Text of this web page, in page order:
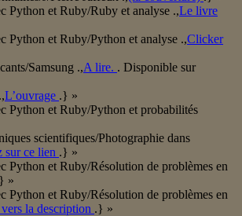
Python et Ruby/Ruby et analyse .,Le livre
Python et Ruby/Python et analyse .,Clicker
Samsung .,A lire. . Disponible sur
L’ouvrage .} »
Python et Ruby/Python et probabilités
scientifiques/Photographie dans
sur ce lien .} »
Python et Ruby/Résolution de problèmes en
»
Python et Ruby/Résolution de problèmes en
la description .} »